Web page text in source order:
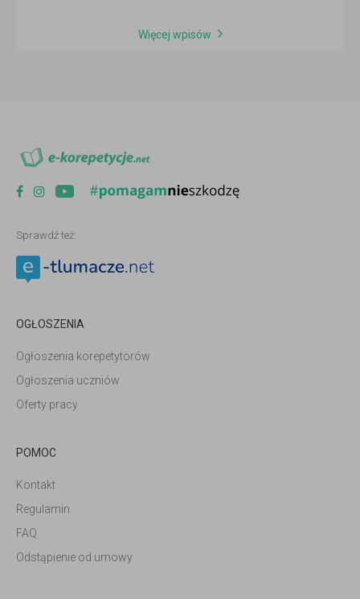
zespołu rockowego „Krew, Pot i Łzy”.
Więcej wpisów
Sprawdź też:
OGŁOSZENIA
Ogłoszenia korepetytorów
Ogłoszenia uczniów
Oferty pracy
POMOC
Kontakt
Regulamin
FAQ
Odstąpienie od umowy